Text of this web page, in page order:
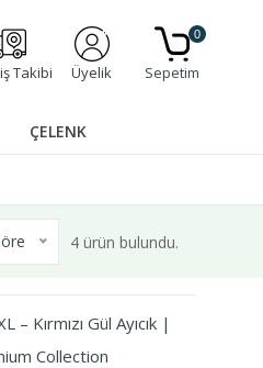
Takibi Üyelik Sepetim
0
ÇELENK
4 ürün bulundu.
– Kırmızı Gül Ayıcık |
Collection